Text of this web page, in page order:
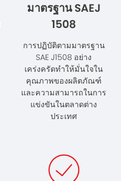
มาตรฐาน SAEJ
1508
การปฏิบัติตามมาตรฐาน
SAE J1508 อย่าง
เคร่งครัดทำให้มั่นใจใน
คุณภาพของผลิตภัณฑ์
และความสามารถในการ
แข่งขันในตลาดต่าง
ประเทศ